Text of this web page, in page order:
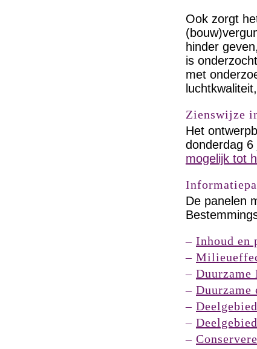
Ook zorgt
hinder
is
met
Zienswijze
Het
donderdag 6
mogelijk tot
De panelen
– Inhoud en
–
–
– Duurzame
–
–
–